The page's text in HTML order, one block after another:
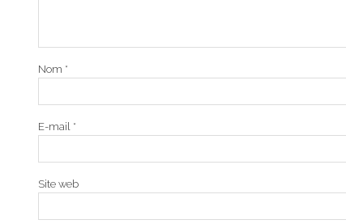
Nom *
E-mail *
Site web